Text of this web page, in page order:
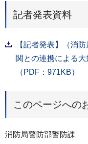
記者発表資料
【記者発表】（消
関との連携による大
（PDF：971KB）
このページへの
消防局警防部警防課